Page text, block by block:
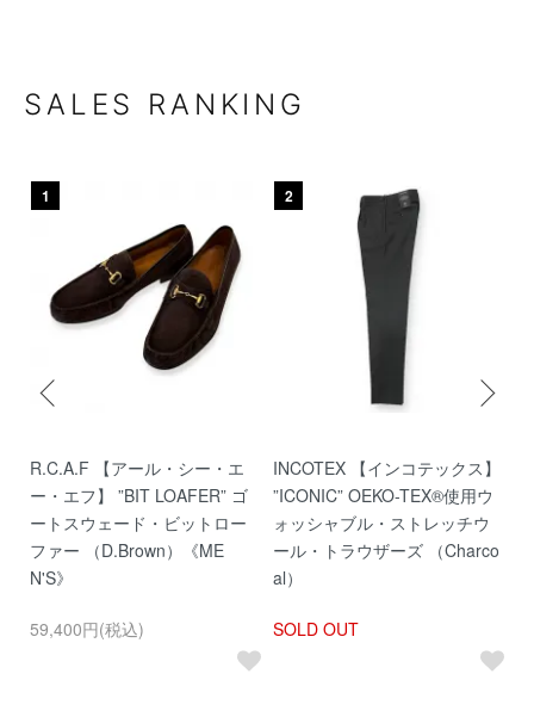
SALES RANKING
1
R.C.A.F 【アール・シー・エ
ー・エフ】 ”BIT LOAFER” ゴ
ートスウェード・ビットロー
ファー （D.Brown）《ME
N'S》
59,400円(税込)
2
INCOTEX 【インコテックス】
”ICONIC” OEKO-TEX®使用ウ
ォッシャブル・ストレッチウ
ール・トラウザーズ （Charco
al）
SOLD OUT